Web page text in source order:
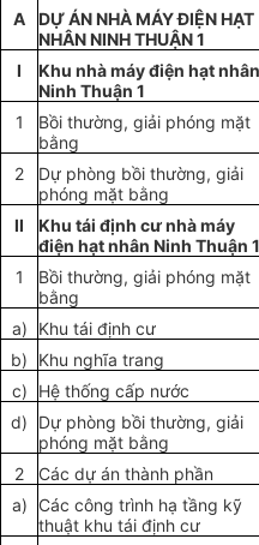
A
DỰ ÁN NHÀ MÁY ĐIỆN HẠT
NHÂN NINH THUẬN 1
I
Khu nhà máy điện hạt nhân
Ninh Thuận 1
1
Bồi thường, giải phóng mặt
bằng
2
Dự phòng bồi thường, giải
phóng mặt bằng
II
Khu tái định cư nhà máy
điện hạt nhân Ninh Thuận 1
1
Bồi thường, giải phóng mặt
bằng
a) Khu tái định cư
b)
Khu nghĩa trang
c)
Hệ thống cấp nước
d)
Dự phòng bồi thường, giải
phóng mặt bằng
2 Các dự án thành phần
a)
Các công trình hạ tầng kỹ
thuật khu tái định cư